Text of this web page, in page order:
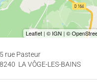
rue Pasteur
LA VÔGE-LES-BAINS